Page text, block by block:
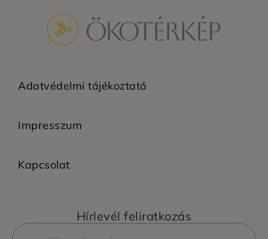
Adatvédelmi tájékoztató
Impresszum
Kapcsolat
Hírlevél feliratkozás